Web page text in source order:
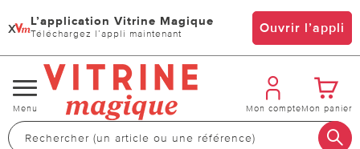
x L’application Vitrine Magique
Téléchargez l’appli maintenant Ouvrir l’appli
Changer
de
navigation
Menu Mon compteMon panier